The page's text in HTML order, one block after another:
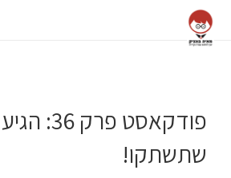
פודקאסט
שתשתקו!